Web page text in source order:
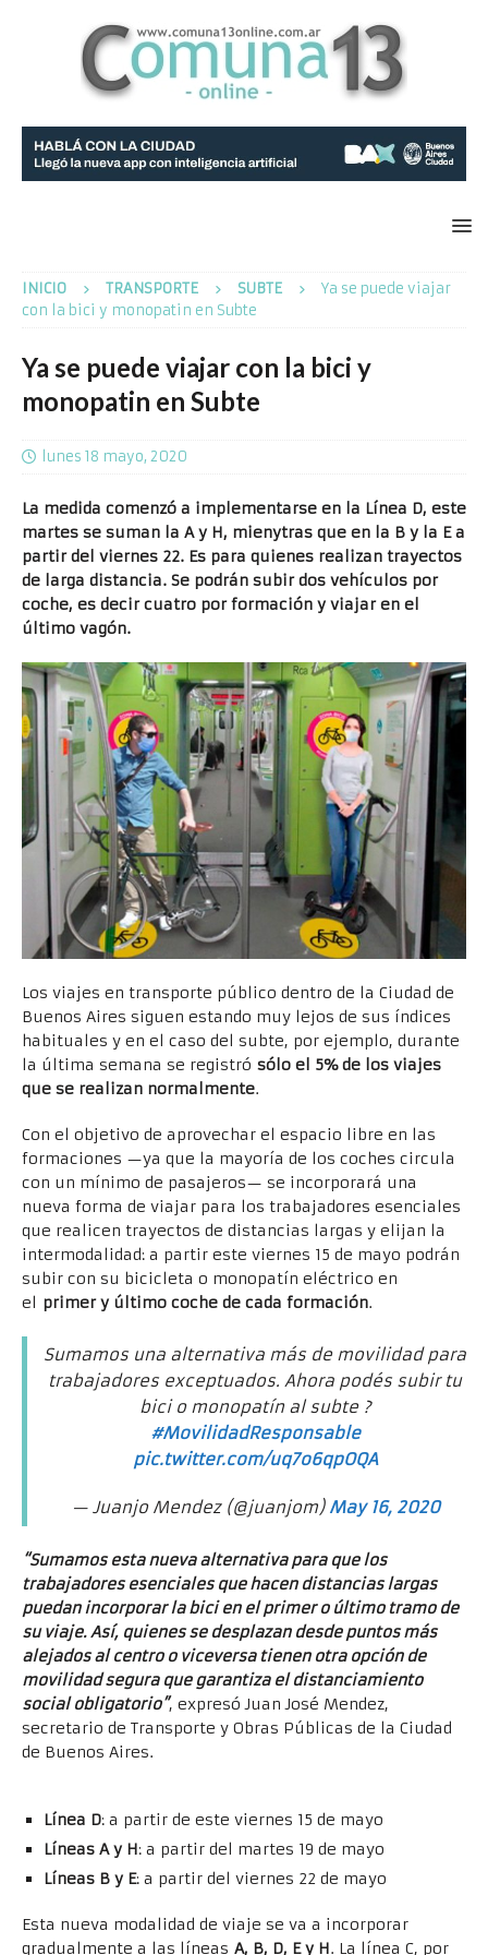
INICIO TRANSPORTE SUBTE
Ya se puede viajar
con la bici y monopatin en Subte
Ya se puede viajar con la bici y
monopatin en Subte
lunes 18 mayo, 2020
La medida comenzó a implementarse en la Línea D, este
martes se suman la A y H, mienytras que en la B y la E a
partir del viernes 22. Es para quienes realizan trayectos
de larga distancia. Se podrán subir dos vehículos por
coche, es decir cuatro por formación y viajar en el
último vagón.
Los viajes en transporte público dentro de la Ciudad de
Buenos Aires siguen estando muy lejos de sus índices
habituales y en el caso del subte, por ejemplo, durante
la última semana se registró sólo el 5% de los viajes
que se realizan normalmente.
Con el objetivo de aprovechar el espacio libre en las
formaciones —ya que la mayoría de los coches circula
con un mínimo de pasajeros— se incorporará una
nueva forma de viajar para los trabajadores esenciales
que realicen trayectos de distancias largas y elijan la
intermodalidad: a partir este viernes 15 de mayo podrán
subir con su bicicleta o monopatín eléctrico en
el primer y último coche de cada formación.
Sumamos una alternativa más de movilidad para
trabajadores exceptuados. Ahora podés subir tu
bici o monopatín al subte ?
#MovilidadResponsable
pic.twitter.com/uq7o6qpOQA
— Juanjo Mendez (@juanjom) May 16, 2020
“Sumamos esta nueva alternativa para que los
trabajadores esenciales que hacen distancias largas
puedan incorporar la bici en el primer o último tramo de
su viaje. Así, quienes se desplazan desde puntos más
alejados al centro o viceversa tienen otra opción de
movilidad segura que garantiza el distanciamiento
social obligatorio”, expresó Juan José Mendez,
secretario de Transporte y Obras Públicas de la Ciudad
de Buenos Aires.
Línea D: a partir de este viernes 15 de mayo
Líneas A y H: a partir del martes 19 de mayo
Líneas B y E: a partir del viernes 22 de mayo
Esta nueva modalidad de viaje se va a incorporar
gradualmente a las líneas A, B, D, E y H. La línea C, por